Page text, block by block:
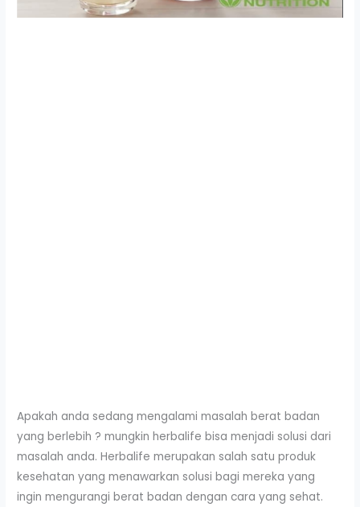
Apakah anda sedang mengalami masalah berat badan
yang berlebih ? mungkin herbalife bisa menjadi solusi dari
masalah anda. Herbalife merupakan salah satu produk
kesehatan yang menawarkan solusi bagi mereka yang
ingin mengurangi berat badan dengan cara yang sehat.